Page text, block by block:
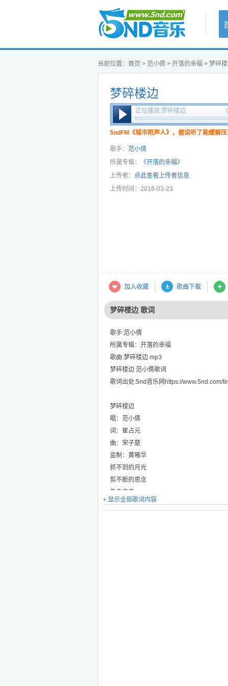
首页
当前位置： 首页 > 范小倩 > 开落的幸福 > 梦碎
梦碎楼边
正在播放:梦碎楼边
5ndFM《城市陌声人》，据说听了能缓解压
歌手： 范小倩
所属专辑：
《开落的幸福》
上传者： 点此查看上传者信息
上传时间：2016-03-23
加入收藏 歌曲下载
梦碎楼边 歌词
歌手:范小倩
所属专辑：开落的幸福
歌曲:梦碎楼边 mp3
梦碎楼边 范小倩歌词
歌词出处:5nd音乐网https://www.5nd.com/
梦碎楼边
唱：范小倩
词：崔占元
曲：宋子楚
监制：黄曦华
抓不到的月光
剪不断的思念
失去方向
找不到彼岸
+ 显示全部歌词内容